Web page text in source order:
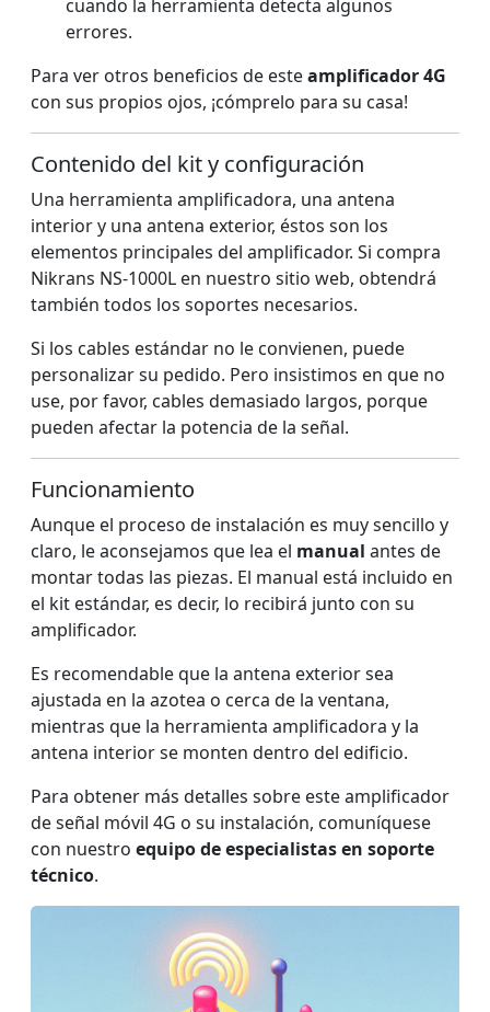
cuando la herramienta detecta algunos
errores.
Para ver otros beneficios de esteamplificador 4G
con sus propios ojos, ¡cómprelo para su casa!
Contenido del kit y configuración
Una herramienta amplificadora, una antena
interior y una antena exterior, éstos son los
elementos principales del amplificador. Si compra
Nikrans NS-1000L en nuestro sitio web, obtendrá
también todos los soportes necesarios.
Si los cables estándar no le convienen, puede
personalizar su pedido. Pero insistimos en que no
use, por favor, cables demasiado largos, porque
pueden afectar la potencia de la señal.
Funcionamiento
Aunque el proceso de instalación es muy sencillo y
claro, le aconsejamos que lea el manual antes de
montar todas las piezas. El manual está incluido en
el kit estándar, es decir, lo recibirá junto con su
amplificador.
Es recomendable que la antena exterior sea
ajustada en la azotea o cerca de la ventana,
mientras que la herramienta amplificadora y la
antena interior se monten dentro del edificio.
Para obtener más detalles sobre este amplificador
de señal móvil 4G o su instalación, comuníquese
con nuestro equipo de especialistas en soporte
técnico.